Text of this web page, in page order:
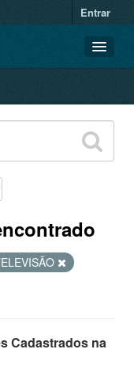
Entrar
Cadastrados na